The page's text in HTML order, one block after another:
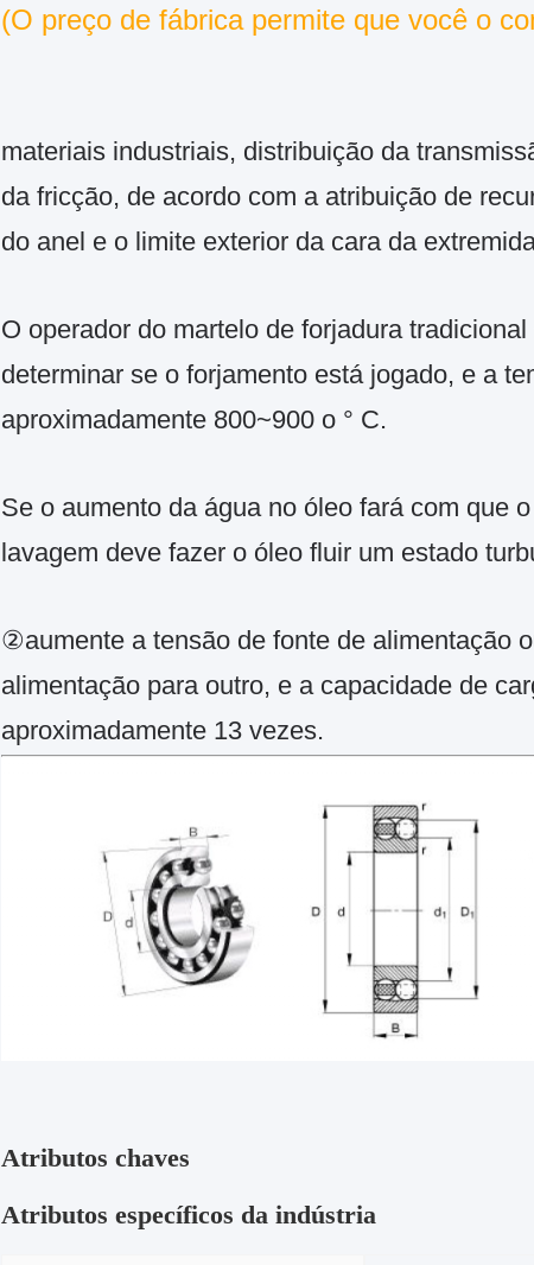
(O preço de fábrica permite que você o
materiais industriais, distribuição da
da fricção, de acordo com a atribuição de
do anel e o limite exterior da cara da
O operador do martelo de forjadura
determinar se o forjamento está jogado, e a
aproximadamente 800~900 o ° C.
Se o aumento da água no óleo fará com que
lavagem deve fazer o óleo fluir um estado
②aumente a tensão de fonte de alimentação
alimentação para outro, e a capacidade de
aproximadamente 13 vezes.
Atributos chaves
Atributos específicos da indústria